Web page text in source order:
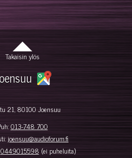
Takaisin ylös
21, 80100 Joensuu
013-748 700
joensuu@audioforum.fi
0449015598 (ei puheluita)